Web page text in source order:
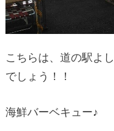
こちらは、道の駅よ
でしょう！！
海鮮バーベキュー♪